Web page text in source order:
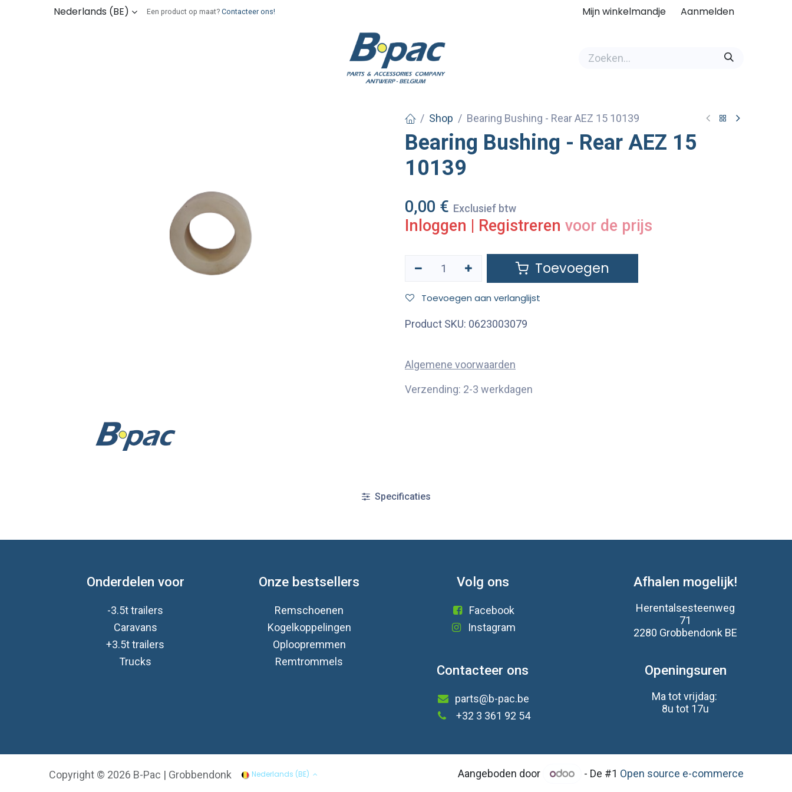
Overslaan naar inhoudNederlands (BE) Een product op maat? Contacteer ons! Mijn winkelmandje Aanmelden
Shop Bearing Bushing - Rear AEZ 15 10139
Bearing Bushing - Rear AEZ 15
10139
0,00 € Exclusief btw
Inloggen | Registreren voor de prijs
Toevoegen
Toevoegen aan verlanglijst
Product SKU: 0623003079
Algemene voorwaarden
Verzending: 2-3 werkdagen
Specificaties
Afhalen mogelijk!
Herentalsesteenweg
71
2280 Grobbendonk BE
Openingsuren
Ma tot vrijdag:
8u tot 17u
Volg ons
Facebook
Instagram
Contacteer ons
parts@b-pac.be
+32 3 361 92 54
Onderdelen voor
-3.5t trailers
Caravans
+3.5t trailers
Trucks
Onze bestsellers
Remschoenen
Kogelkoppelingen
Oploopremmen
Remtrommels
Copyright © 2026 B-Pac | Grobbendonk Nederlands (BE) Aangeboden door - De #1 Open source e-commerce